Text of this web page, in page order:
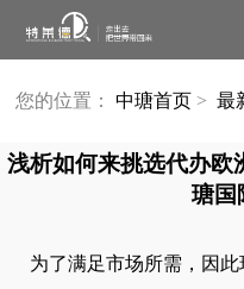
您的位置： 中瑭首页 > 最
浅析如何来挑选代办欧
瑭国
为了满足市场所需，因此